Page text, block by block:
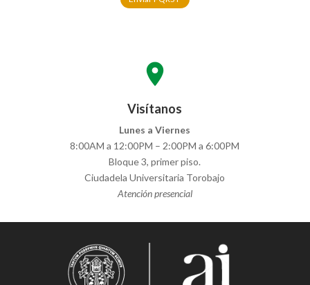
location_on
Visítanos
Lunes a Viernes
8:00AM a 12:00PM – 2:00PM a 6:00PM
Bloque 3, primer piso.
Ciudadela Universitaria Torobajo
Atención presencial